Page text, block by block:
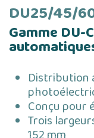
DU25/45/
Gamme
Distribution
Conçu pour
Trois